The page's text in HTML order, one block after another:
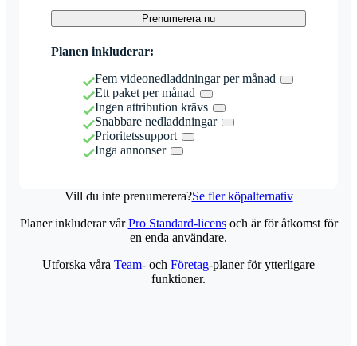
Prenumerera nu
Planen inkluderar:
Fem videonedladdningar per månad
Ett paket per månad
Ingen attribution krävs
Snabbare nedladdningar
Prioritetssupport
Inga annonser
Vill du inte prenumerera?Se fler köpalternativ
Planer inkluderar vårPro Standard-licensoch är för åtkomst för
en enda användare.
Utforska våra Team- och Företag-planer för ytterligare
funktioner.